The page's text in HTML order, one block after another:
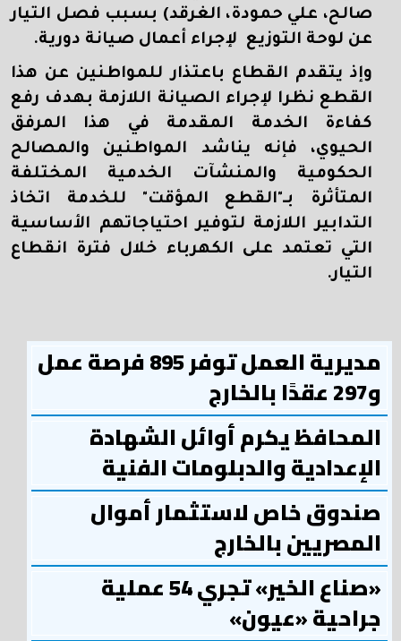
صالح، علي حمودة، الغرقد) بسبب فصل التيار
عن لوحة التوزيع لإجراء أعمال صيانة دورية.
وإذ يتقدم القطاع باعتذار للمواطنين عن هذا
القطع نظرا لإجراء الصيانة اللازمة بهدف رفع
كفاءة الخدمة المقدمة في هذا المرفق
الحيوي، فإنه يناشد المواطنين والمصالح
الحكومية والمنشآت الخدمية المختلفة
المتأثرة بـ"القطع المؤقت" للخدمة اتخاذ
التدابير اللازمة لتوفير احتياجاتهم الأساسية
التي تعتمد على الكهرباء خلال فترة انقطاع
التيار.
مديرية العمل توفر 895 فرصة عمل
و297 عقدًا بالخارج
المحافظ يكرم أوائل الشهادة
الإعدادية والدبلومات الفنية
صندوق خاص لاستثمار أموال
المصريين بالخارج
«صناع الخير» تجري 54 عملية
جراحية «عيون»